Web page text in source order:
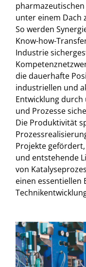
unter einem Dach
So werden
Know-how-
Industrie
die dauerhafte
industriellen und
Entwicklung
und Prozesse
Die Produktivität
Projekte
und entstehende
von
einen essentiellen